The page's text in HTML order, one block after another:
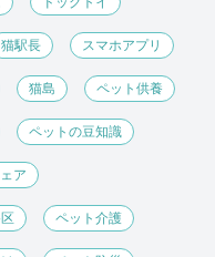
猫駅長 スマホアプリ
猫島 ペット供養
ペットの豆知識
ア
ペット介護